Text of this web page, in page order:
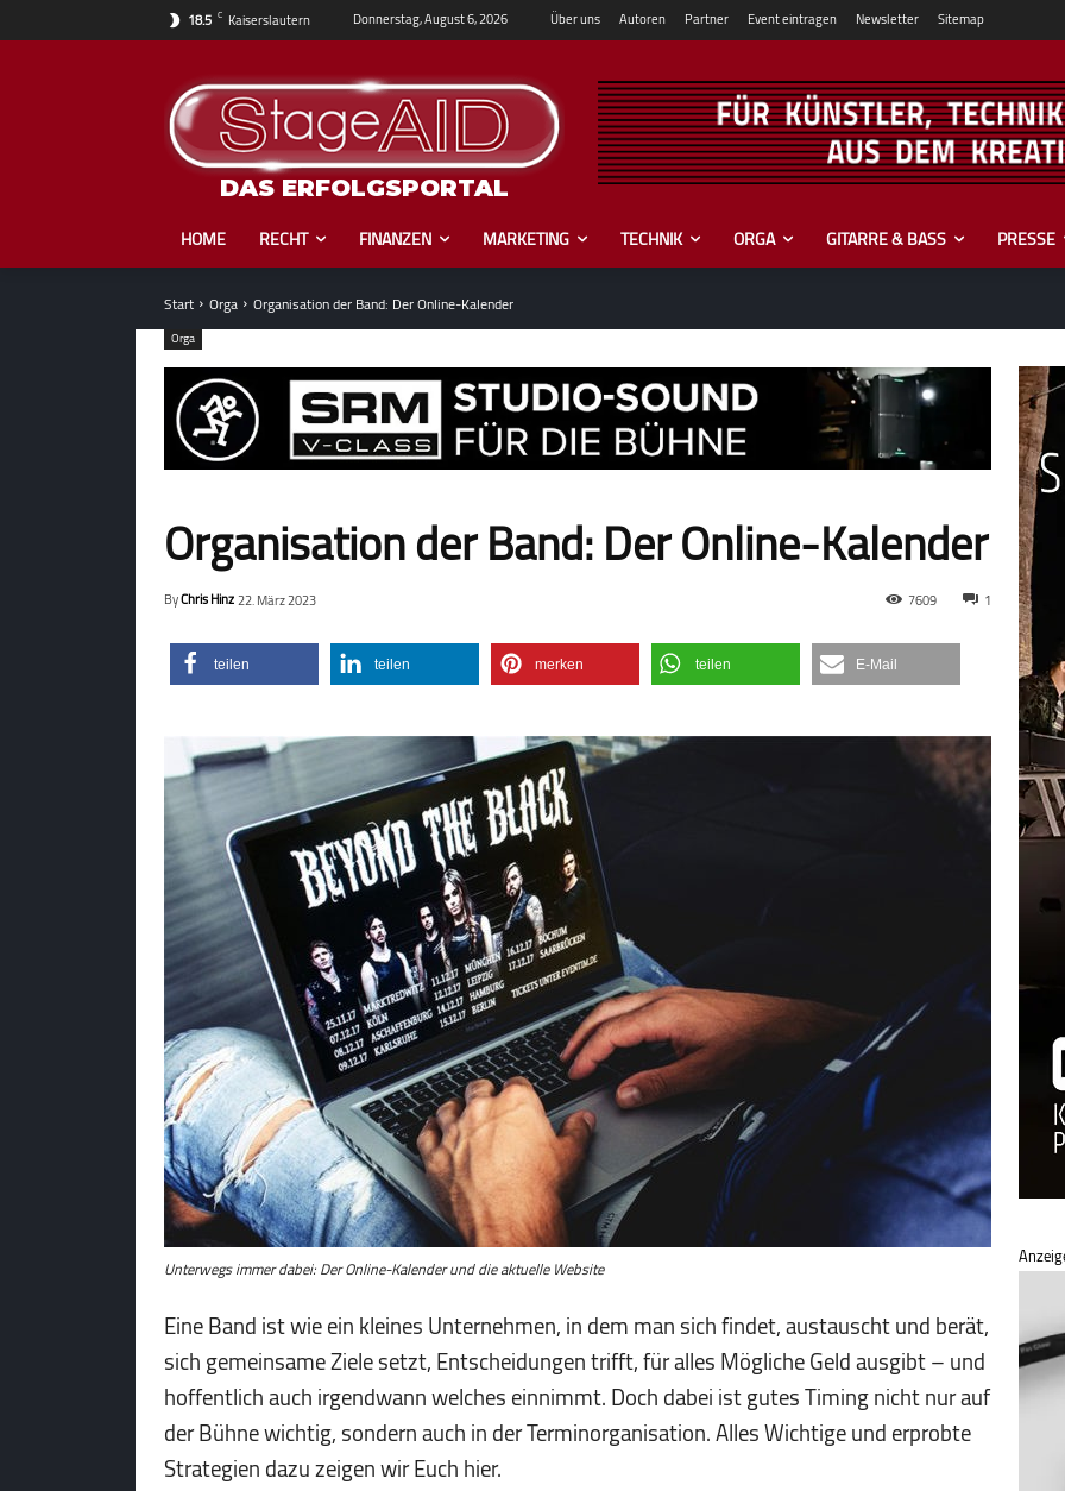
18.5 C Kaiserslautern Donnerstag, August 6, 2026 Über uns Autoren Partner Event eintragen Newsletter Sitemap
DAS ERFOLGSPORTAL
HOME RECHT FINANZEN MARKETING TECHNIK ORGA GITARRE & BASS PRESSE
Start Orga Organisation der Band: Der Online-Kalender
Orga
Organisation der Band: Der Online-Kalender
ByChris Hinz22. März 2023 1
7609
teilen teilen merken teilen E-Mail
Unterwegs immer dabei: Der Online-Kalender und die aktuelle Website
Eine Band ist wie ein kleines Unternehmen, in dem man sich findet, austauscht und berät,
sich gemeinsame Ziele setzt, Entscheidungen trifft, für alles Mögliche Geld ausgibt – und
hoffentlich auch irgendwann welches einnimmt. Doch dabei ist gutes Timing nicht nur auf
der Bühne wichtig, sondern auch in der Terminorganisation. Alles Wichtige und erprobte
Strategien dazu zeigen wir Euch hier.